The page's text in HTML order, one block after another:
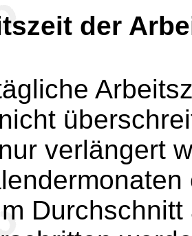
der
verlängert